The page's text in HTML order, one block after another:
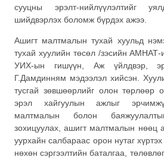
сууцны эрэлт-нийлүүлэлтийг
шийдвэрлэх боломж бүрдэх ажээ.
Ашигт малтмалын тухай хуульд
тухай хуулийн төсөл /зэсийн
УИХ-ын гишүүн, Аж үйлдвэр,
Г.Дамдинням мэдээлэл хийсэн.
тусгай зөвшөөрлийг олон төрлөөр
эрэл хайгуулын ажлыг
малтмалын болон
зохицуулах, ашигт малтмалын нөөц
уурхайн салбараас орон нутаг хүртэх
нөхөн сэргээлтийн баталгаа,